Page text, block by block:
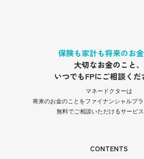
保険も家計も将来のお金
大切なお金のこと、
いつでもFPにご相談くだ
マネードクターは
将来のお金のことをファイナンシャルプ
無料でご相談いただけるサービス
CONTENTS